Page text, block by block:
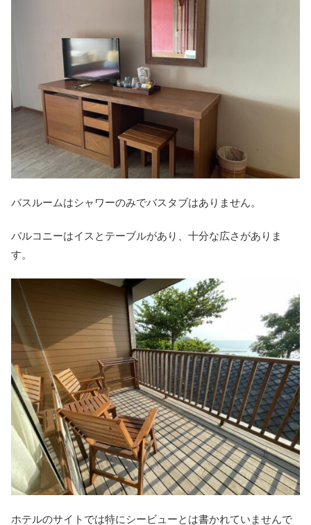
バスルームはシャワーのみでバスタブはありません。
バルコニーはイスとテーブルがあり、十分な広さがありま
す。
ホテルのサイトでは特にシービューとは書かれていませんで